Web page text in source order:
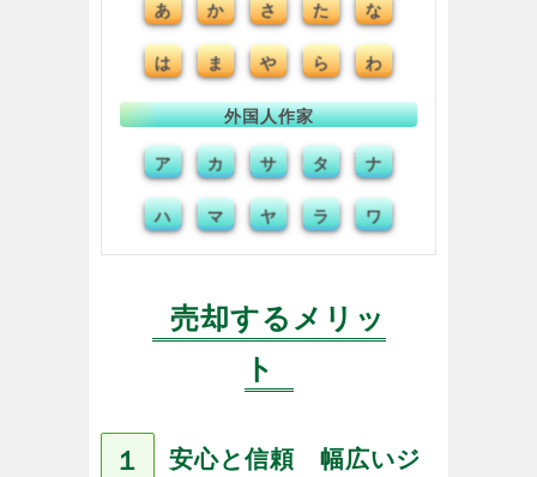
あ か さ た な
は ま や ら わ
外国人作家
ア カ サ タ ナ
ハ マ ヤ ラ ワ
売却するメリッ
ト
１
安心と信頼 幅広いジ